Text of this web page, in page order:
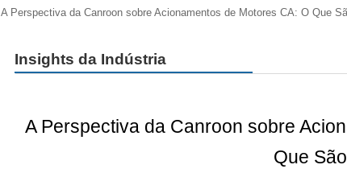
A Perspectiva da Canroon sobre Acionamentos de Motores CA: O Que
Insights da Indústria
A Perspectiva da Canroon sobre
Que